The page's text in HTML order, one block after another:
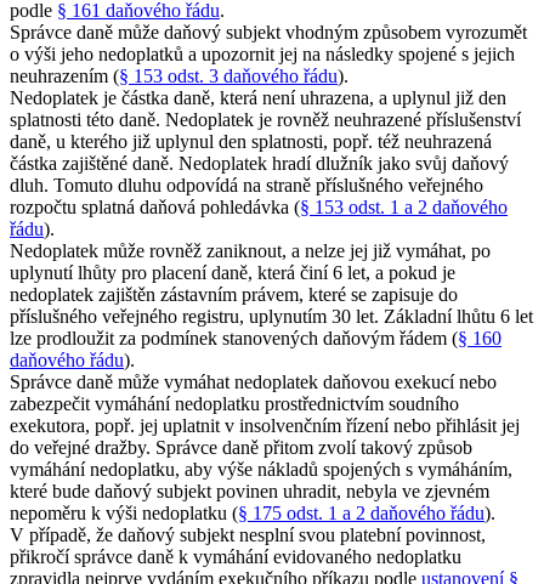
podle § 161 daňového řádu.
Správce daně může daňový subjekt vhodným způsobem vyrozumět
o výši jeho nedoplatků a upozornit jej na následky spojené s jejich
neuhrazením (§ 153 odst. 3 daňového řádu).
Nedoplatek je částka daně, která není uhrazena, a uplynul již den
splatnosti této daně. Nedoplatek je rovněž neuhrazené příslušenství
daně, u kterého již uplynul den splatnosti, popř. též neuhrazená
částka zajištěné daně. Nedoplatek hradí dlužník jako svůj daňový
dluh. Tomuto dluhu odpovídá na straně příslušného veřejného
rozpočtu splatná daňová pohledávka (§ 153 odst. 1 a 2 daňového
řádu).
Nedoplatek může rovněž zaniknout, a nelze jej již vymáhat, po
uplynutí lhůty pro placení daně, která činí 6 let, a pokud je
nedoplatek zajištěn zástavním právem, které se zapisuje do
příslušného veřejného registru, uplynutím 30 let. Základní lhůtu 6 let
lze prodloužit za podmínek stanovených daňovým řádem (§ 160
daňového řádu).
Správce daně může vymáhat nedoplatek daňovou exekucí nebo
zabezpečit vymáhání nedoplatku prostřednictvím soudního
exekutora, popř. jej uplatnit v insolvenčním řízení nebo přihlásit jej
do veřejné dražby. Správce daně přitom zvolí takový způsob
vymáhání nedoplatku, aby výše nákladů spojených s vymáháním,
které bude daňový subjekt povinen uhradit, nebyla ve zjevném
nepoměru k výši nedoplatku (§ 175 odst. 1 a 2 daňového řádu).
V případě, že daňový subjekt nesplní svou platební povinnost,
přikročí správce daně k vymáhání evidovaného nedoplatku
zpravidla nejprve vydáním exekučního příkazu podle ustanovení §